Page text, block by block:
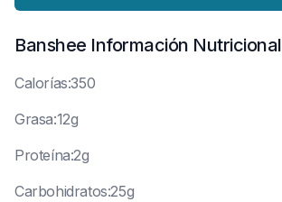
Banshee Información Nutricional
Calorías:350
Grasa:12g
Proteína:2g
Carbohidratos:25g